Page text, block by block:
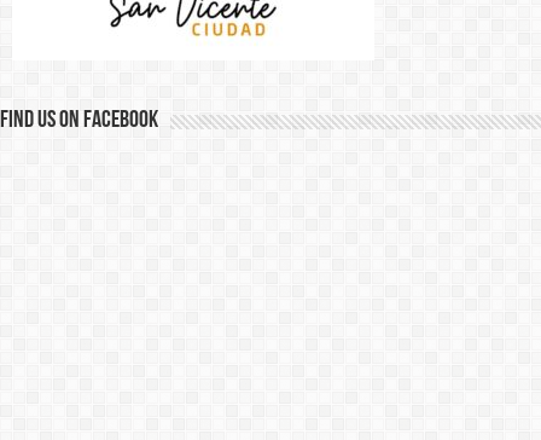
Find us on Facebook